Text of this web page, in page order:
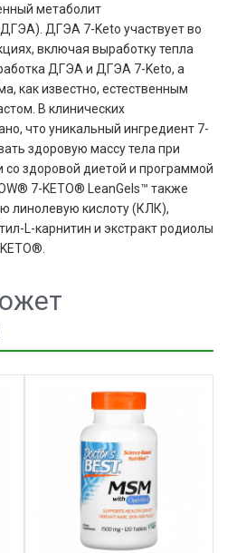
метаболит
ДГЭА 7-Keto участвует во
включая выработку тепла
ДГЭА и ДГЭА 7-Keto, а
как известно, естественным
В клинических
что уникальный ингредиент 7-
здоровую массу тела при
со здоровой диетой и программой
7-KETO® LeanGels™ также
линолевую кислоту (КЛК),
L-карнитин и экстракт родиолы